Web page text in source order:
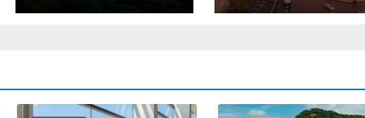
el WTTC